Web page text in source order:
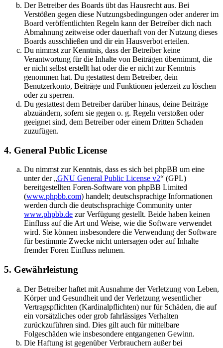
Der Betreiber des Boards übt das Hausrecht aus. Bei
Verstößen gegen diese Nutzungsbedingungen oder anderer im
Board veröffentlichten Regeln kann der Betreiber dich nach
Abmahnung zeitweise oder dauerhaft von der Nutzung dieses
Boards ausschließen und dir ein Hausverbot erteilen.
Du nimmst zur Kenntnis, dass der Betreiber keine
Verantwortung für die Inhalte von Beiträgen übernimmt, die
er nicht selbst erstellt hat oder die er nicht zur Kenntnis
genommen hat. Du gestattest dem Betreiber, dein
Benutzerkonto, Beiträge und Funktionen jederzeit zu löschen
oder zu sperren.
Du gestattest dem Betreiber darüber hinaus, deine Beiträge
abzuändern, sofern sie gegen o. g. Regeln verstoßen oder
geeignet sind, dem Betreiber oder einem Dritten Schaden
zuzufügen.
4. General Public License
Du nimmst zur Kenntnis, dass es sich bei phpBB um eine
unter der „GNU General Public License v2“ (GPL)
bereitgestellten Foren-Software von phpBB Limited
(www.phpbb.com) handelt; deutschsprachige Informationen
werden durch die deutschsprachige Community unter
www.phpbb.de zur Verfügung gestellt. Beide haben keinen
Einfluss auf die Art und Weise, wie die Software verwendet
wird. Sie können insbesondere die Verwendung der Software
für bestimmte Zwecke nicht untersagen oder auf Inhalte
fremder Foren Einfluss nehmen.
5. Gewährleistung
Der Betreiber haftet mit Ausnahme der Verletzung von Leben,
Körper und Gesundheit und der Verletzung wesentlicher
Vertragspflichten (Kardinalpflichten) nur für Schäden, die auf
ein vorsätzliches oder grob fahrlässiges Verhalten
zurückzuführen sind. Dies gilt auch für mittelbare
Folgeschäden wie insbesondere entgangenen Gewinn.
Die Haftung ist gegenüber Verbrauchern außer bei